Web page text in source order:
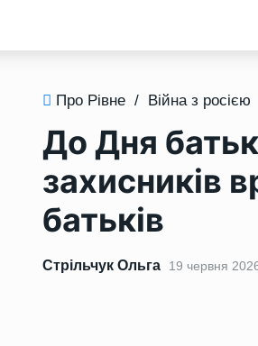
Про Рівне / Війна з росією
До Дня
захисників
батьків
Стрільчук Ольга 19 червня